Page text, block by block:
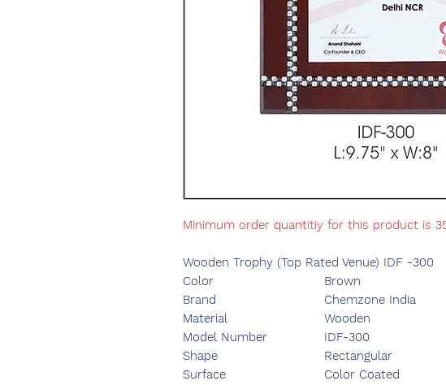
Minimum order quantitiy for this product is
Wooden Trophy (Top Rated Venue) IDF -300
Color
Brown
Brand
Chemzone India
Material
Wooden
Model Number
IDF-300
Shape
Rectangular
Surface
Color Coated